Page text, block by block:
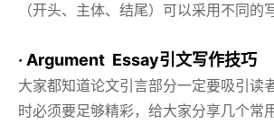
（开头、主体、结尾）可以采用不同的
· Argument Essay引文写作技巧
大家都知道论文引言部分一定要吸引读
时必须要足够精彩，给大家分享几个常